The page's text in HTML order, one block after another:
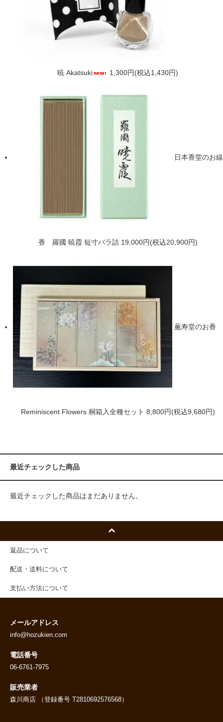
暁 Akatsuki 1,300円(税込1,430円)
日本香堂のお線
香 羅國 暁霞 短寸バラ詰 19,000円(税込20,900円)
薫寿堂のお香
Reminiscent Flowers 桐箱入全種セット 8,800円(税込9,680円)
最近チェックした商品
最近チェックした商品はまだありません。
返品について
配送・送料について
支払い方法について
メールアドレス
info@hozukien.com
電話番号
06-6761-7975
販売業者
森川商店 （登録番号 T2810692576568）